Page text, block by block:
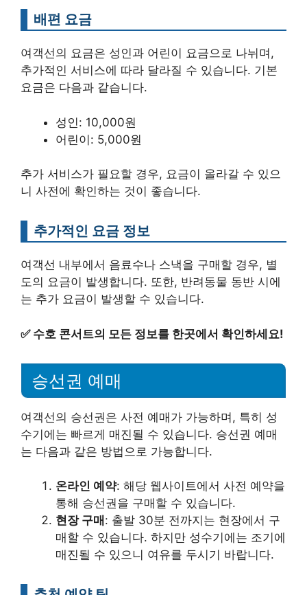
배편 요금
여객선의 요금은 성인과 어린이 요금으로 나뉘며,
추가적인 서비스에 따라 달라질 수 있습니다. 기본
요금은 다음과 같습니다.
성인: 10,000원
어린이: 5,000원
추가 서비스가 필요할 경우, 요금이 올라갈 수 있으
니 사전에 확인하는 것이 좋습니다.
추가적인 요금 정보
여객선 내부에서 음료수나 스낵을 구매할 경우, 별
도의 요금이 발생합니다. 또한, 반려동물 동반 시에
는 추가 요금이 발생할 수 있습니다.
✅ 수호 콘서트의 모든 정보를 한곳에서 확인하세요!
승선권 예매
여객선의 승선권은 사전 예매가 가능하며, 특히 성
수기에는 빠르게 매진될 수 있습니다. 승선권 예매
는 다음과 같은 방법으로 가능합니다.
온라인 예약: 해당 웹사이트에서 사전 예약을
통해 승선권을 구매할 수 있습니다.
현장 구매 : 출발 30분 전까지는 현장에서 구
매할 수 있습니다. 하지만 성수기에는 조기에
매진될 수 있으니 여유를 두시기 바랍니다.